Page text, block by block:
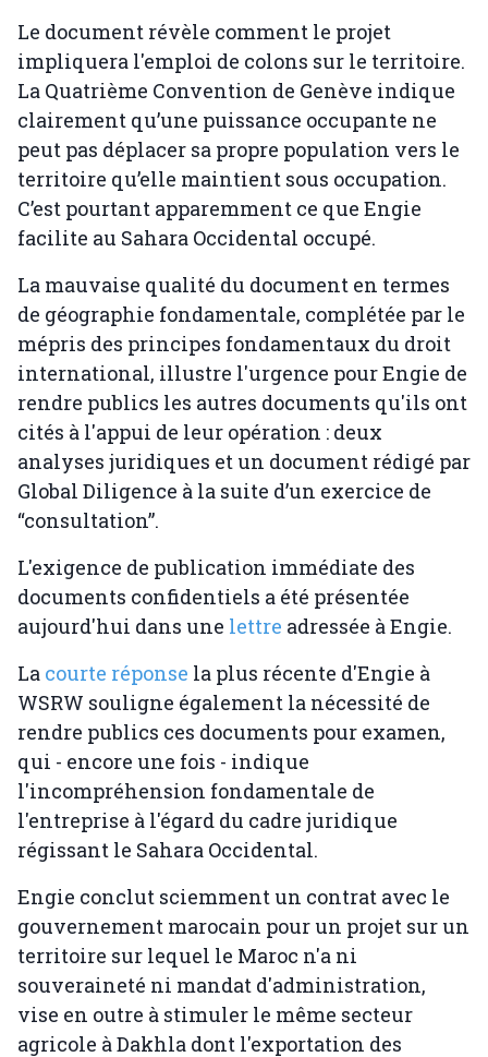
Le document révèle comment le projet
impliquera l'emploi de colons sur le territoire.
La Quatrième Convention de Genève indique
clairement qu’une puissance occupante ne
peut pas déplacer sa propre population vers le
territoire qu’elle maintient sous occupation.
C’est pourtant apparemment ce que Engie
facilite au Sahara Occidental occupé.
La mauvaise qualité du document en termes
de géographie fondamentale, complétée par le
mépris des principes fondamentaux du droit
international, illustre l'urgence pour Engie de
rendre publics les autres documents qu'ils ont
cités à l'appui de leur opération : deux
analyses juridiques et un document rédigé par
Global Diligence à la suite d’un exercice de
“consultation”.
L'exigence de publication immédiate des
documents confidentiels a été présentée
aujourd'hui dans une lettre adressée à Engie.
La courte réponse la plus récente d'Engie à
WSRW souligne également la nécessité de
rendre publics ces documents pour examen,
qui - encore une fois - indique
l'incompréhension fondamentale de
l'entreprise à l'égard du cadre juridique
régissant le Sahara Occidental.
Engie conclut sciemment un contrat avec le
gouvernement marocain pour un projet sur un
territoire sur lequel le Maroc n'a ni
souveraineté ni mandat d'administration,
vise en outre à stimuler le même secteur
agricole à Dakhla dont l'exportation des